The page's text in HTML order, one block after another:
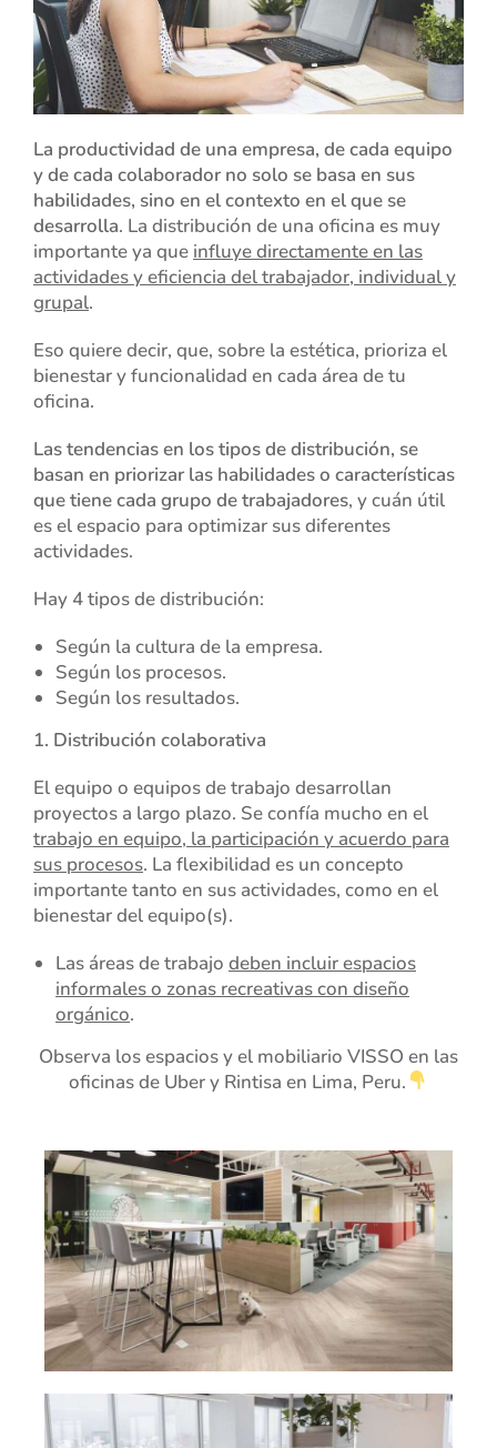
La productividad de una empresa, de cada equipo
y de cada colaborador no solo se basa en sus
habilidades, sino en el contexto en el que se
desarrolla. La distribución de una oficina es muy
importante ya que influye directamente en las
actividades y eficiencia del trabajador, individual y
grupal.
Eso quiere decir, que, sobre la estética, prioriza el
bienestar y funcionalidad en cada área de tu
oficina.
Las tendencias en los tipos de distribución, se
basan en priorizar las habilidades o características
que tiene cada grupo de trabajadores, y cuán útil
es el espacio para optimizar sus diferentes
actividades.
Hay 4 tipos de distribución:
Según la cultura de la empresa.
Según los procesos.
Según los resultados.
1. Distribución colaborativa
El equipo o equipos de trabajo desarrollan
proyectos a largo plazo. Se confía mucho en el
trabajo en equipo, la participación y acuerdo para
sus procesos. La flexibilidad es un concepto
importante tanto en sus actividades, como en el
bienestar del equipo(s).
Las áreas de trabajo deben incluir espacios
informales o zonas recreativas con diseño
orgánico.
Observa los espacios y el mobiliario VISSO en las
oficinas de Uber y Rintisa en Lima, Peru.